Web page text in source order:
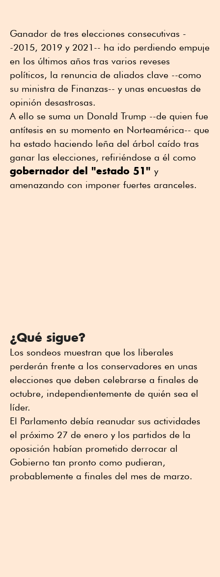
Ganador de tres elecciones consecutivas -
-2015, 2019 y 2021-- ha ido perdiendo empuje
en los últimos años tras varios reveses
políticos, la renuncia de aliados clave --como
su ministra de Finanzas-- y unas encuestas de
opinión desastrosas.
A ello se suma un Donald Trump --de quien fue
antítesis en su momento en Norteamérica-- que
ha estado haciendo leña del árbol caído tras
ganar las elecciones, refiriéndose a él como
gobernador del "estado 51" y
amenazando con imponer fuertes aranceles.
¿Qué sigue?
Los sondeos muestran que los liberales
perderán frente a los conservadores en unas
elecciones que deben celebrarse a finales de
octubre, independientemente de quién sea el
líder.
El Parlamento debía reanudar sus actividades
el próximo 27 de enero y los partidos de la
oposición habían prometido derrocar al
Gobierno tan pronto como pudieran,
probablemente a finales del mes de marzo.